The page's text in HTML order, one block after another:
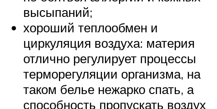
высыпаний;
хороший теплообмен и
циркуляция воздуха: материя
отлично регулирует процессы
терморегуляции организма, на
таком белье нежарко спать, а
способность пропускать воздух